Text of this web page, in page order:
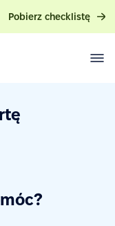
Pobierz checklistę